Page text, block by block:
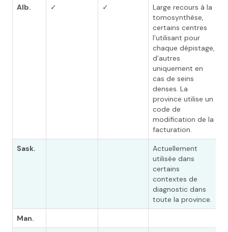
Alb. ✓ ✓
Large recours à la
tomosynthèse,
certains centres
l’utilisant pour
chaque dépistage,
d’autres
uniquement en
cas de seins
denses. La
province utilise un
code de
modification de la
facturation.
Sask.
Actuellement
utilisée dans
certains
contextes de
diagnostic dans
toute la province.
Man.